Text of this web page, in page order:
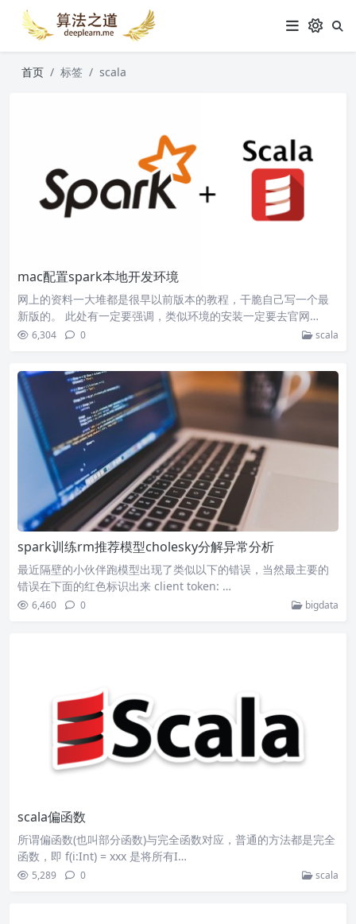
首页 标签 scala
mac配置spark本地开发环境
网上的资料一大堆都是很早以前版本的教程，干脆自己写一个最
新版的。 此处有一定要强调，类似环境的安装一定要去官网…
6,304 0 scala
spark训练rm推荐模型cholesky分解异常分析
最近隔壁的小伙伴跑模型出现了类似以下的错误，当然最主要的
错误在下面的红色标识出来 client token: …
6,460 0 bigdata
scala偏函数
所谓偏函数(也叫部分函数)与完全函数对应，普通的方法都是完全
函数，即 f(i:Int) = xxx 是将所有I…
5,289 0 scala